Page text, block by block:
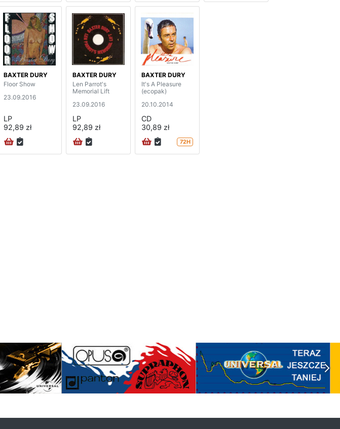
BAXTER DURY
Floor Show
23.09.2016
LP
92,89 zł
BAXTER DURY
Len Parrot's
Memorial Lift
23.09.2016
LP
92,89 zł
BAXTER DURY
It's A Pleasure
(ecopak)
20.10.2014
CD
30,89 zł
72H